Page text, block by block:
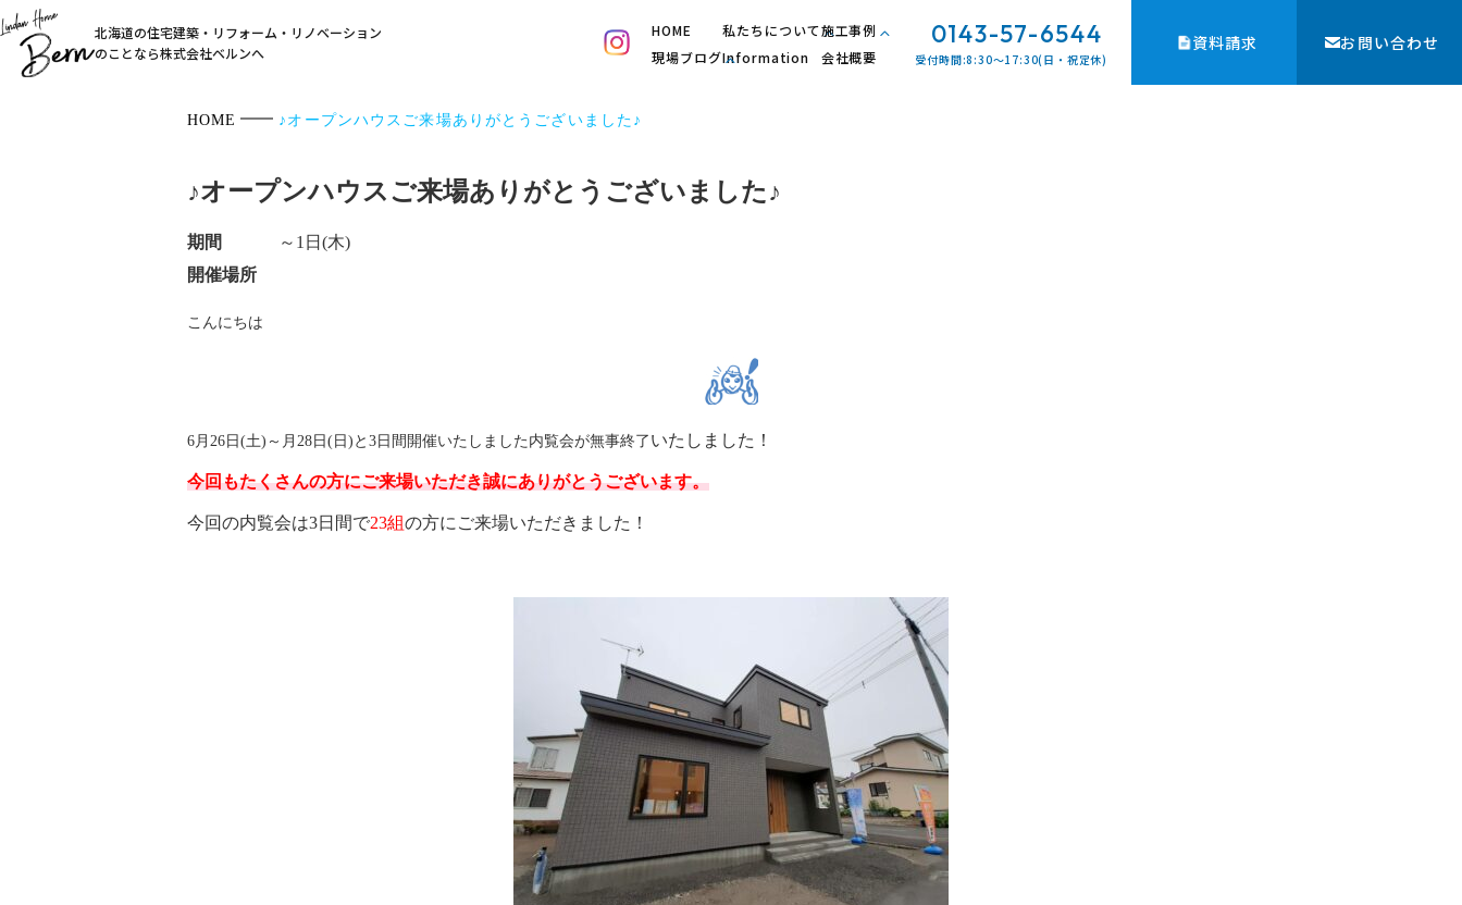
北海道の住宅建築・リフォーム・リノベーション
のことなら株式会社ベルンへ
HOME
現場ブログ
私たちについて
Information
施工事例
会社概要
0143-57-6544
受付時間:8:30〜17:30(日・祝定休)
資料請求 お問い合わせ
HOME ♪オープンハウスご来場ありがとうございました♪
♪オープンハウスご来場ありがとうございました♪
期間
～1日(木)
開催場所
こんにちは
6月26日(土)～月28日(日)と3日間開催いたしました内覧会が無事終了 いたしました！
今回もたくさんの方にご来場いただき誠にありがとうございます。
今回の内覧会は3日間で23組の方にご来場いただきました！